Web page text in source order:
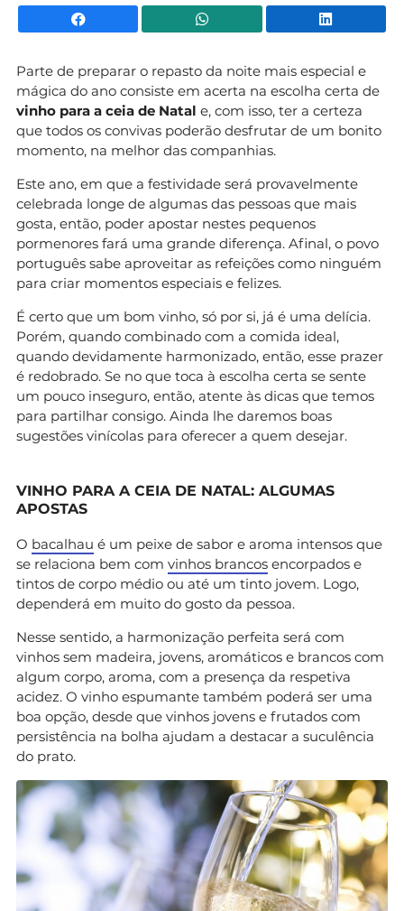
Facebook WhatsApp
Parte de preparar o repasto da noite mais especial e
mágica do ano consiste em acerta na escolha certa de
vinho para a ceia de Natal e, com isso, ter a certeza
que todos os convivas poderão desfrutar de um bonito
momento, na melhor das companhias.
Este ano, em que a festividade será provavelmente
celebrada longe de algumas das pessoas que mais
gosta, então, poder apostar nestes pequenos
pormenores fará uma grande diferença. Afinal, o povo
português sabe aproveitar as refeições como ninguém
para criar momentos especiais e felizes.
É certo que um bom vinho, só por si, já é uma delícia.
Porém, quando combinado com a comida ideal,
quando devidamente harmonizado, então, esse prazer
é redobrado. Se no que toca à escolha certa se sente
um pouco inseguro, então, atente às dicas que temos
para partilhar consigo. Ainda lhe daremos boas
sugestões vinícolas para oferecer a quem desejar.
VINHO PARA A CEIA DE NATAL: ALGUMAS
APOSTAS
O bacalhau é um peixe de sabor e aroma intensos que
se relaciona bem com vinhos brancos encorpados e
tintos de corpo médio ou até um tinto jovem. Logo,
dependerá em muito do gosto da pessoa.
Nesse sentido, a harmonização perfeita será com
vinhos sem madeira, jovens, aromáticos e brancos com
algum corpo, aroma, com a presença da respetiva
acidez. O vinho espumante também poderá ser uma
boa opção, desde que vinhos jovens e frutados com
persistência na bolha ajudam a destacar a suculência
do prato.